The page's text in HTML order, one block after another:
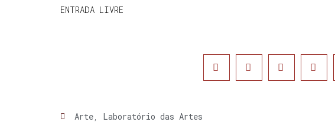
ENTRADA LIVRE
Arte, Laboratório das Artes